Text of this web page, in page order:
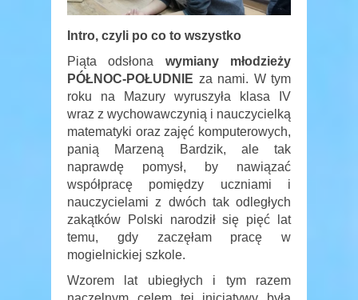
Intro, czyli po co to wszystko
Piąta odsłona wymiany młodzieży
PÓŁNOC-POŁUDNIE za nami. W tym
roku na Mazury wyruszyła klasa IV
wraz z wychowawczynią i nauczycielką
matematyki oraz zajęć komputerowych,
panią Marzeną Bardzik, ale tak
naprawdę pomysł, by nawiązać
współpracę pomiędzy uczniami i
nauczycielami z dwóch tak odległych
zakątków Polski narodził się pięć lat
temu, gdy zaczęłam pracę w
mogielnickiej szkole.
Wzorem lat ubiegłych i tym razem